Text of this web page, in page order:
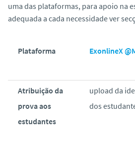
uma das plataformas, para apoio na
adequada a cada necessidade ver
Plataforma ExonlineX
Atribuição da
prova aos
estudantes
upload da
dos